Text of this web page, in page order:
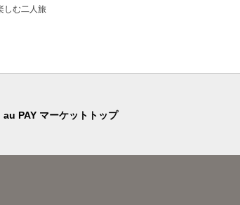
しむ二人旅
au PAY マーケットトップ